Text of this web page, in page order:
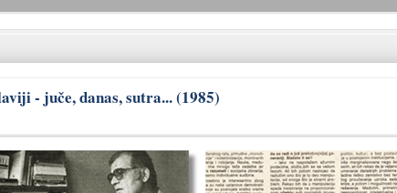
- juče, danas, sutra... (1985)